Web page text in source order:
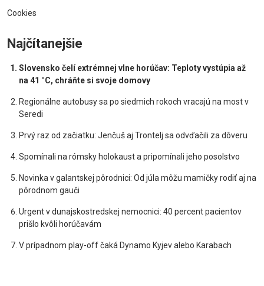
Cookies
Najčítanejšie
Slovensko čelí extrémnej vlne horúčav: Teploty vystúpia až
na 41 °C, chráňte si svoje domovy
Regionálne autobusy sa po siedmich rokoch vracajú na most v
Seredi
Prvý raz od začiatku: Jenčuš aj Trontelj sa odvďačili za dôveru
Spomínali na rómsky holokaust a pripomínali jeho posolstvo
Novinka v galantskej pôrodnici: Od júla môžu mamičky rodiť aj na
pôrodnom gauči
Urgent v dunajskostredskej nemocnici: 40 percent pacientov
prišlo kvôli horúčavám
V prípadnom play-off čaká Dynamo Kyjev alebo Karabach